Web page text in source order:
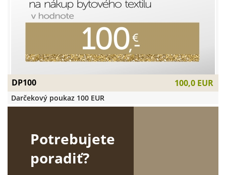
DP100 100,0 EUR
Darčekový poukaz 100 EUR
Potrebujete
poradiť?